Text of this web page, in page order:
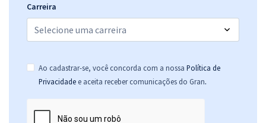
Carreira
Ao cadastrar-se, você concorda com a nossa Política de
Privacidade e aceita receber comunicações do Gran.